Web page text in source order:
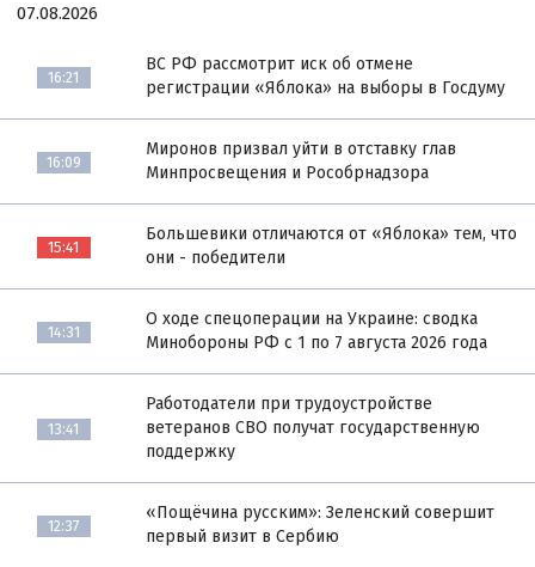
07.08.2026
16:21
ВС РФ рассмотрит иск об отмене
регистрации «Яблока» на выборы в Госдуму
16:09
Миронов призвал уйти в отставку глав
Минпросвещения и Рособрнадзора
15:41
Большевики отличаются от «Яблока» тем, что
они - победители
14:31
О ходе спецоперации на Украине: сводка
Минобороны РФ с 1 по 7 августа 2026 года
13:41
Работодатели при трудоустройстве
ветеранов СВО получат государственную
поддержку
12:37
«Пощёчина русским»: Зеленский совершит
первый визит в Сербию